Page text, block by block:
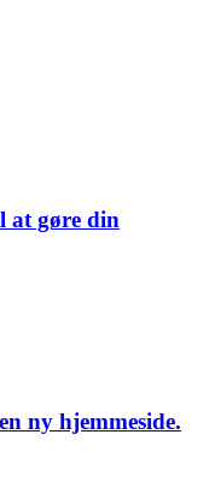
at gøre din
ny hjemmeside.